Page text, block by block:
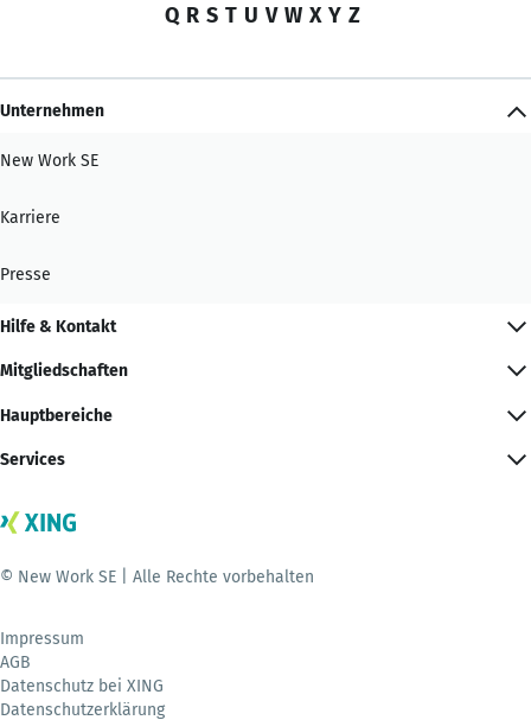
Q R S T U V W X Y Z
Unternehmen
New Work SE
Karriere
Presse
Hilfe & Kontakt
Mitgliedschaften
Hauptbereiche
Services
© New Work SE | Alle Rechte vorbehalten
Impressum
AGB
Datenschutz bei XING
Datenschutzerklärung